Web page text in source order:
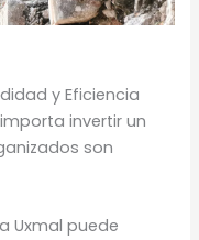
y Eficiencia
invertir un
son
Uxmal puede